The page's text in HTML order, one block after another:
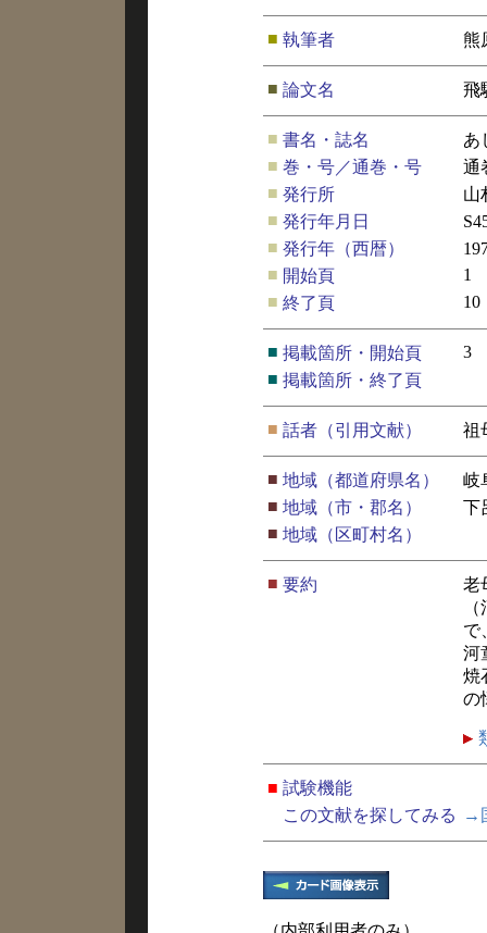
■ 執筆者 熊
■ 論文名 飛
■ 書名・誌名
あ
■ 巻・号／通巻・号
通
■ 発行所
山
■ 発行年月日
■ 発行年（西暦）
■ 開始頁
1
■ 終了頁 10
■ 掲載箇所・開始頁
3
■ 掲載箇所・終了頁
■ 話者（引用文献） 祖
■ 地域（都道府県名）
岐
■ 地域（市・郡名）
下
■ 地域（区町村名）
■ 要約
老
で
河
焼
の
■ 試験機能
この文献を探してみる
→